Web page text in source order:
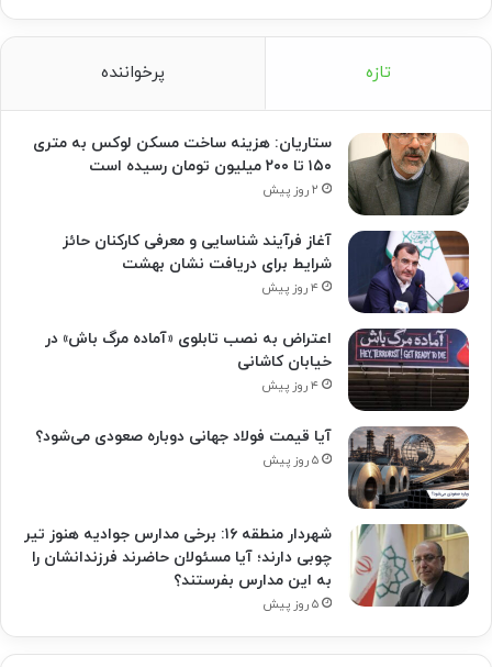
تازه پرخواننده
ستاریان: هزینه ساخت مسکن لوکس به متری
۱۵۰ تا ۲۰۰ میلیون تومان رسیده است
۲ روز پیش
آغاز فرآیند شناسایی و معرفی کارکنان حائز
شرایط برای دریافت نشان بهشت
۴ روز پیش
اعتراض به نصب تابلوی «آماده مرگ باش» در
خیابان کاشانی
۴ روز پیش
آیا قیمت فولاد جهانی دوباره صعودی می‌شود؟
۵ روز پیش
شهردار منطقه ۱۶: برخی مدارس جوادیه هنوز تیر
چوبی دارند؛ آیا مسئولان حاضرند فرزندانشان را
به این مدارس بفرستند؟
۵ روز پیش